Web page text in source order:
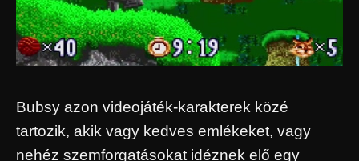
Bubsy azon videojáték-karakterek közé
tartozik, akik vagy kedves emlékeket, vagy
nehéz szemforgatásokat idéznek elő egy